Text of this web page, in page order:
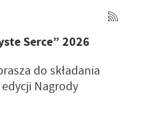
Serce” 2026
do składania
Nagrody